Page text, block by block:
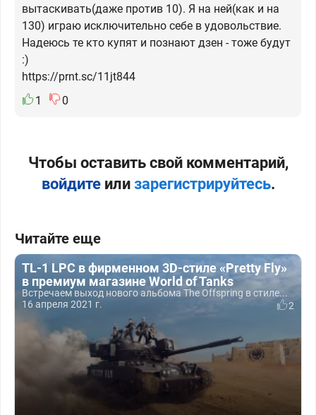
вытаскивать(даже против 10). Я на ней(как и на
130) играю исключительно себе в удовольствие.
Надеюсь те кто купят и познают дзен - тоже будут
:)
https://prnt.sc/11jt844
1
0
Чтобы оставить свой комментарий,
войдитеили зарегистрируйтесь.
Читайте еще
TL-1 LPC в фирменном 3D-стиле «Pretty Fly»
в премиум магазине World of Tanks
Встречаем выход нового альбома The Offspring в стиле...
16 апреля 2021 г.
2